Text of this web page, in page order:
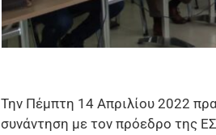
Την Πέμπτη 14 Απριλίου 2022
συνάντηση με τον πρόεδρο της